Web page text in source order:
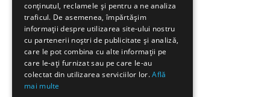
conținutul, reclamele și pentru a ne analiza
traficul. De asemenea, împărtășim
informații despre utilizarea site-ului nostru
cu partenerii noștri de publicitate și analiză,
care le pot combina cu alte informații pe
care le-ați furnizat sau pe care le-au
colectat din utilizarea serviciilor lor.Află
mai multe